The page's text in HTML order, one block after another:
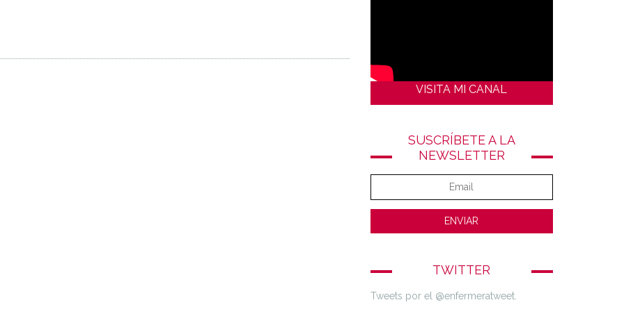
VISITA MI CANAL
SUSCRÍBETE A LA
NEWSLETTER
TWITTER
Tweets por el @enfermeratweet.